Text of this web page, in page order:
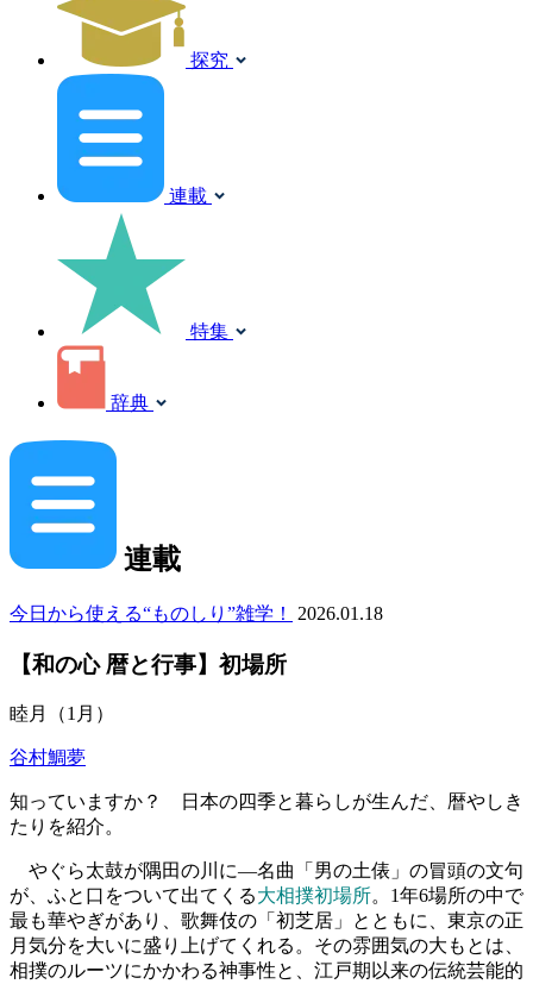
探究
連載
特集
辞典
連載
今日から使える“ものしり”雑学！ 2026.01.18
【和の心 暦と行事】初場所
睦月（1月）
谷村鯛夢
知っていますか？ 日本の四季と暮らしが生んだ、暦やしき
たりを紹介。
やぐら太鼓が隅田の川に―名曲「男の土俵」の冒頭の文句
が、ふと口をついて出てくる大相撲初場所。1年6場所の中で
最も華やぎがあり、歌舞伎の「初芝居」とともに、東京の正
月気分を大いに盛り上げてくれる。その雰囲気の大もとは、
相撲のルーツにかかわる神事性と、江戸期以来の伝統芸能的